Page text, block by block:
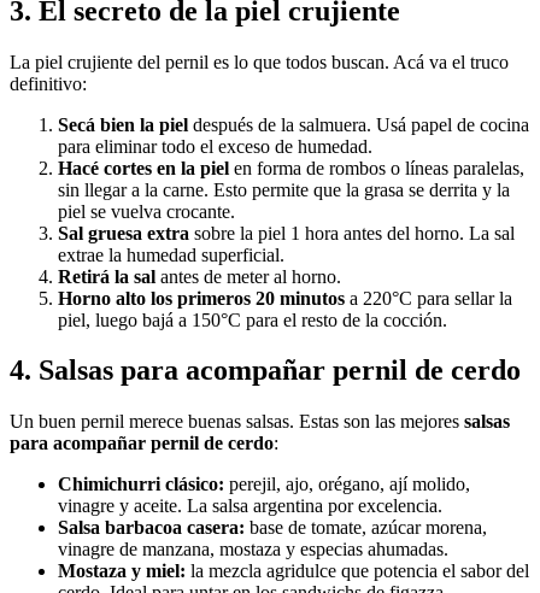
3. El secreto de la piel crujiente
La piel crujiente del pernil es lo que todos buscan. Acá va el truco
definitivo:
Secá bien la piel después de la salmuera. Usá papel de cocina
para eliminar todo el exceso de humedad.
Hacé cortes en la piel en forma de rombos o líneas paralelas,
sin llegar a la carne. Esto permite que la grasa se derrita y la
piel se vuelva crocante.
Sal gruesa extra sobre la piel 1 hora antes del horno. La sal
extrae la humedad superficial.
Retirá la sal antes de meter al horno.
Horno alto los primeros 20 minutos a 220°C para sellar la
piel, luego bajá a 150°C para el resto de la cocción.
4. Salsas para acompañar pernil de cerdo
Un buen pernil merece buenas salsas. Estas son las mejores salsas
para acompañar pernil de cerdo:
Chimichurri clásico: perejil, ajo, orégano, ají molido,
vinagre y aceite. La salsa argentina por excelencia.
Salsa barbacoa casera: base de tomate, azúcar morena,
vinagre de manzana, mostaza y especias ahumadas.
Mostaza y miel: la mezcla agridulce que potencia el sabor del